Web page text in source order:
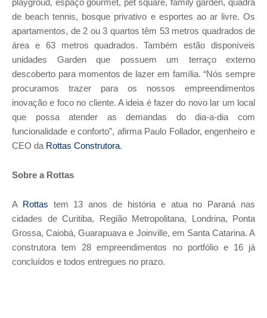
playgroud, espaço gourmet, pet square, family garden, quadra
de beach tennis, bosque privativo e esportes ao ar livre. Os
apartamentos, de 2 ou 3 quartos têm 53 metros quadrados de
área e 63 metros quadrados. Também estão disponíveis
unidades Garden que possuem um terraço externo
descoberto para momentos de lazer em família. “Nós sempre
procuramos trazer para os nossos empreendimentos
inovação e foco no cliente. A ideia é fazer do novo lar um local
que possa atender as demandas do dia-a-dia com
funcionalidade e conforto”, afirma Paulo Follador, engenheiro e
CEO da Rottas Construtora.
Sobre a Rottas
A Rottas tem 13 anos de história e atua no Paraná nas
cidades de Curitiba, Região Metropolitana, Londrina, Ponta
Grossa, Caiobá, Guarapuava e Joinville, em Santa Catarina. A
construtora tem 28 empreendimentos no portfólio e 16 já
concluídos e todos entregues no prazo.